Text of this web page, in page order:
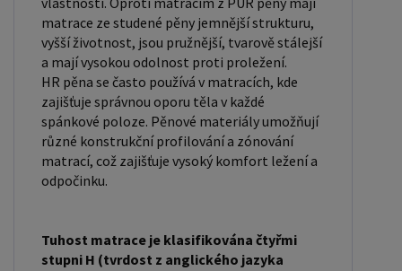
matrace ze studené pěny jemnější strukturu,
vyšší životnost, jsou pružnější, tvarově stálejší
a mají vysokou odolnost proti proležení.
HR pěna se často používá v matracích, kde
zajišťuje správnou oporu těla v každé
spánkové poloze. Pěnové materiály umožňují
různé konstrukční profilování a zónování
matrací, což zajišťuje vysoký komfort ležení a
odpočinku.
Tuhost matrace je klasifikována čtyřmi
stupni H (tvrdost z anglického jazyka